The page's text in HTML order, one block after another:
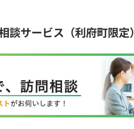
談サービス（利府町限定）